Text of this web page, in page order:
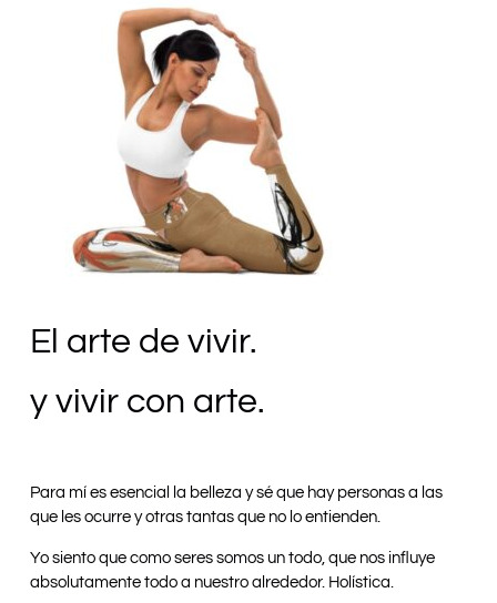
El arte de vivir.
y vivir con arte.
Para mí es esencial la belleza y sé que hay personas a las
que les ocurre y otras tantas que no lo entienden.
Yo siento que como seres somos un todo, que nos influye
absolutamente todo a nuestro alrededor. Holística.